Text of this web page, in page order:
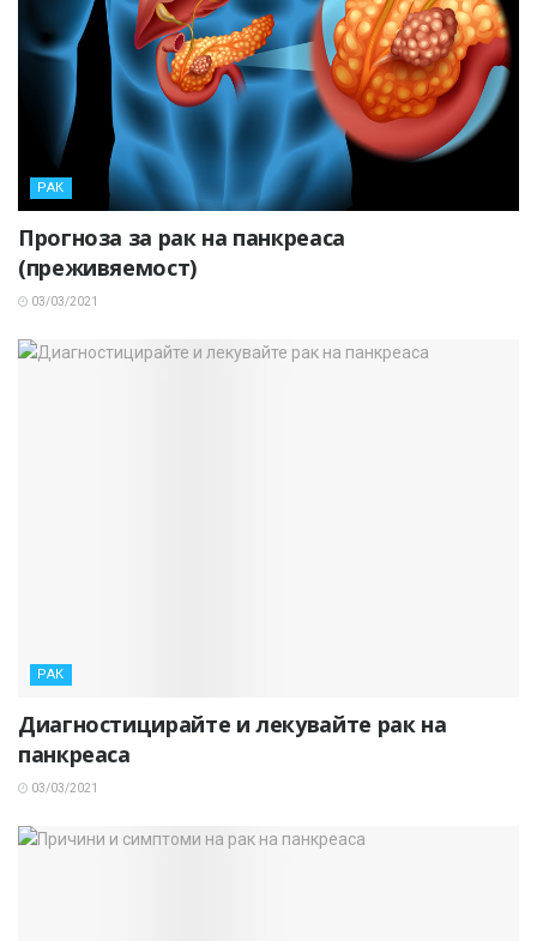
РАК
Прогноза за рак на панкреаса
(преживяемост)
03/03/2021
РАК
Диагностицирайте и лекувайте рак на
панкреаса
03/03/2021